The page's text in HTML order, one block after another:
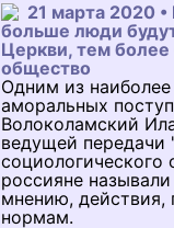
21 марта 2020
больше люди
Церкви, тем
общество
Одним из
аморальных
Волоколамский
ведущей передачи
социологического
россияне
мнению, действия,
нормам.